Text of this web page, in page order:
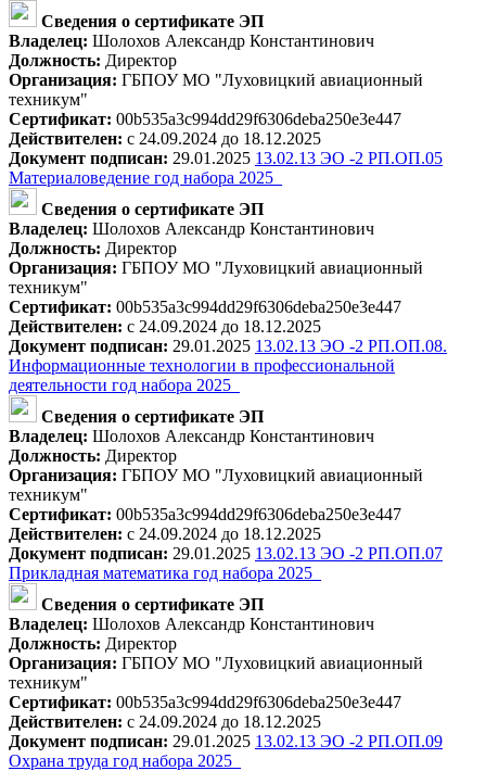
Сведения о сертификате ЭП
Владелец: Шолохов Александр Константинович
Должность: Директор
Организация: ГБПОУ МО "Луховицкий авиационный
техникум"
Сертификат: 00b535a3c994dd29f6306deba250e3e447
Действителен: с 24.09.2024 до 18.12.2025
Документ подписан: 29.01.2025 13.02.13 ЭО -2 РП.ОП.05
Материаловедение год набора 2025_
Сведения о сертификате ЭП
Владелец: Шолохов Александр Константинович
Должность: Директор
Организация: ГБПОУ МО "Луховицкий авиационный
техникум"
Сертификат: 00b535a3c994dd29f6306deba250e3e447
Действителен: с 24.09.2024 до 18.12.2025
Документ подписан: 29.01.2025 13.02.13 ЭО -2 РП.ОП.08.
Информационные технологии в профессиональной
деятельности год набора 2025_
Сведения о сертификате ЭП
Владелец: Шолохов Александр Константинович
Должность: Директор
Организация: ГБПОУ МО "Луховицкий авиационный
техникум"
Сертификат: 00b535a3c994dd29f6306deba250e3e447
Действителен: с 24.09.2024 до 18.12.2025
Документ подписан: 29.01.2025 13.02.13 ЭО -2 РП.ОП.07
Прикладная математика год набора 2025_
Сведения о сертификате ЭП
Владелец: Шолохов Александр Константинович
Должность: Директор
Организация: ГБПОУ МО "Луховицкий авиационный
техникум"
Сертификат: 00b535a3c994dd29f6306deba250e3e447
Действителен: с 24.09.2024 до 18.12.2025
Документ подписан: 29.01.2025 13.02.13 ЭО -2 РП.ОП.09
Охрана труда год набора 2025_